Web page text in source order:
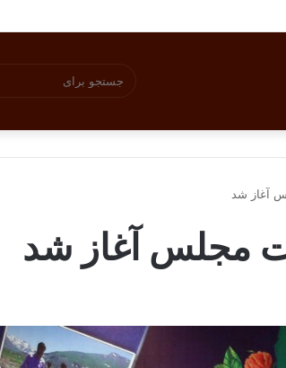
آغاز شد
مجلس آغاز شد